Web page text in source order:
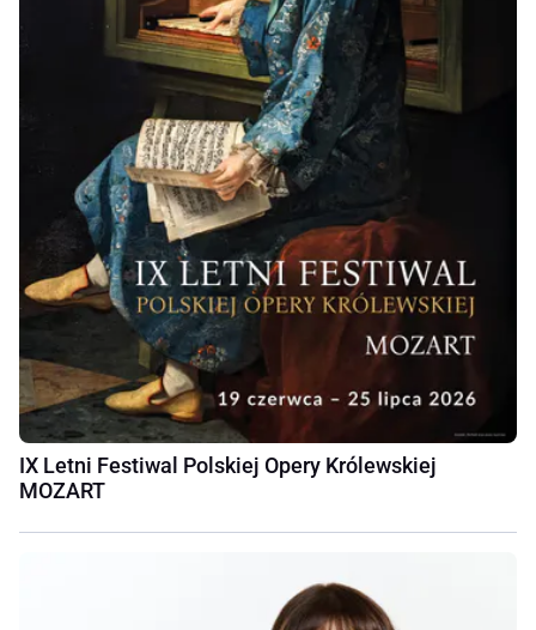
IX Letni Festiwal Polskiej Opery Królewskiej
MOZART